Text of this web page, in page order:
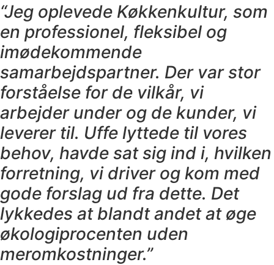
“Jeg oplevede Køkkenkultur, som
en professionel, fleksibel og
imødekommende
samarbejdspartner. Der var stor
forståelse for de vilkår, vi
arbejder under og de kunder, vi
leverer til. Uffe lyttede til vores
behov, havde sat sig ind i, hvilken
forretning, vi driver og kom med
gode forslag ud fra dette. Det
lykkedes at blandt andet at øge
økologiprocenten uden
meromkostninger.”